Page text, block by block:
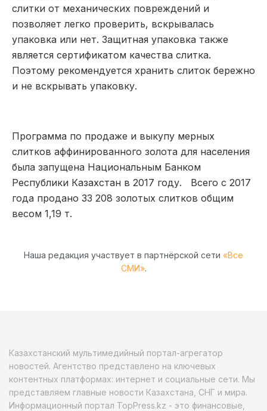
слитки от механических повреждений и
позволяет легко проверить, вскрывалась
упаковка или нет. Защитная упаковка также
является сертификатом качества слитка.
Поэтому рекомендуется хранить слиток бережно
и не вскрывать упаковку.
Программа по продаже и выкупу мерных
слитков аффинированного золота для населения
была запущена Национальным Банком
Республики Казахстан в 2017 году. Всего с 2017
года продано 33 208 золотых слитков общим
весом 1,19 т.
Наша редакция участвует в партнёрской сети «Все
СМИ».
Казахстанский мультимедийный портал-агрегатор
новостей. Агентство представлено на ключевых
контентных платформах: интернет и социальные сети. Мы
представляем главные новости Казахстана, СНГ и мира.
Информационный портал TopPress.kz - это финансовые,